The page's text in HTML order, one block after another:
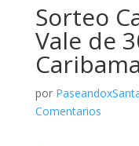
Sorteo
Vale de
Caribama
por
Comentarios